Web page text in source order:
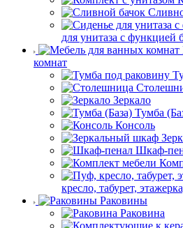
для унитаза с функцией
комнат
Зеркало
Тумба
Консоль
Шкаф-
кресло, табурет,
Раковины
Раковина